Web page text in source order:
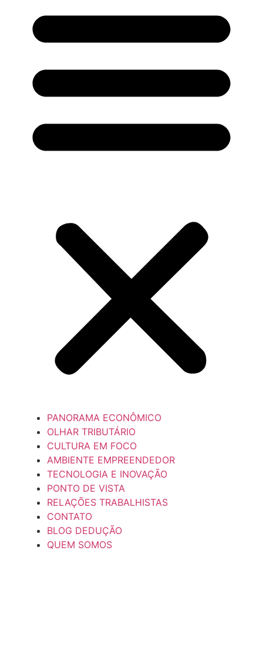
PANORAMA ECONÔMICO
OLHAR TRIBUTÁRIO
CULTURA EM FOCO
AMBIENTE EMPREENDEDOR
TECNOLOGIA E INOVAÇÃO
PONTO DE VISTA
RELAÇÕES TRABALHISTAS
CONTATO
BLOG DEDUÇÃO
QUEM SOMOS